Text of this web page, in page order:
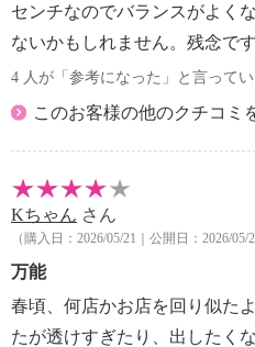
センチなのでバランスがよく
ないかもしれません。残念で
4 人が「参考になった」と言って
このお客様の他のクチコミ
Kちゃん さん
（購入日：2026/05/21｜公開日：2026/05/
万能
春頃、何店かお店を回り似た
たが透けすぎたり、出したく